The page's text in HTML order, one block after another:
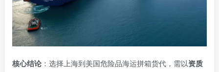
核心结论：选择上海到美国危险品海运拼箱货代，需以资质